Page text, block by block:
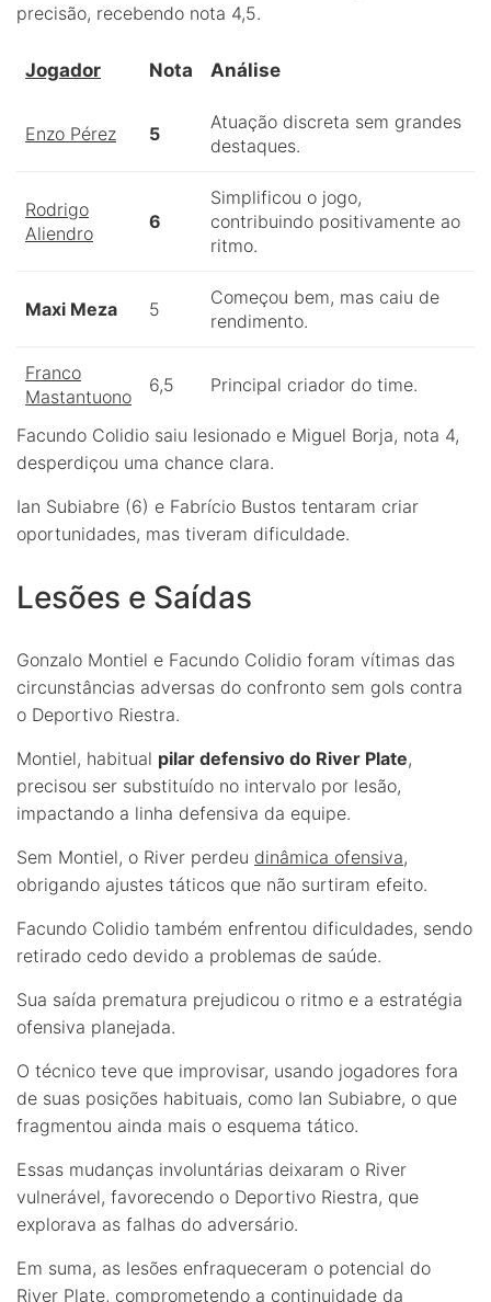
precisão, recebendo nota 4,5.
Jogador Nota Análise
Enzo Pérez 5
Atuação discreta sem grandes
destaques.
Rodrigo
Aliendro
6
Simplificou o jogo,
contribuindo positivamente ao
ritmo.
Maxi Meza 5
Começou bem, mas caiu de
rendimento.
Franco
Mastantuono
6,5 Principal criador do time.
Facundo Colidio saiu lesionado e Miguel Borja, nota 4,
desperdiçou uma chance clara.
Ian Subiabre (6) e Fabrício Bustos tentaram criar
oportunidades, mas tiveram dificuldade.
Lesões e Saídas
Gonzalo Montiel e Facundo Colidio foram vítimas das
circunstâncias adversas do confronto sem gols contra
o Deportivo Riestra.
Montiel, habitual pilar defensivo do River Plate,
precisou ser substituído no intervalo por lesão,
impactando a linha defensiva da equipe.
Sem Montiel, o River perdeu dinâmica ofensiva,
obrigando ajustes táticos que não surtiram efeito.
Facundo Colidio também enfrentou dificuldades, sendo
retirado cedo devido a problemas de saúde.
Sua saída prematura prejudicou o ritmo e a estratégia
ofensiva planejada.
O técnico teve que improvisar, usando jogadores fora
de suas posições habituais, como Ian Subiabre, o que
fragmentou ainda mais o esquema tático.
Essas mudanças involuntárias deixaram o River
vulnerável, favorecendo o Deportivo Riestra, que
explorava as falhas do adversário.
Em suma, as lesões enfraqueceram o potencial do
River Plate, comprometendo a continuidade da